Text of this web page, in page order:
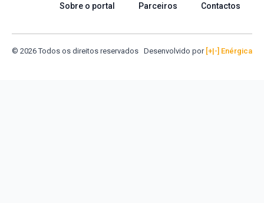
Sobre o portal Parceiros Contactos
© 2026 Todos os direitos reservados Desenvolvido por [+|-] Enérgica